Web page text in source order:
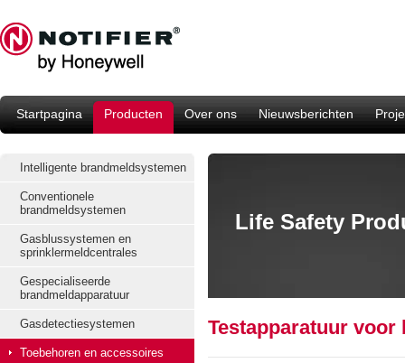
Startpagina Producten Over ons Nieuwsberichten
Intelligente brandmeldsystemen
Conventionele
brandmeldsystemen
Gasblussystemen en
sprinklermeldcentrales
Gespecialiseerde
brandmeldapparatuur
Gasdetectiesystemen
Toebehoren en accessoires
Life Safety
Testapparatuur voor